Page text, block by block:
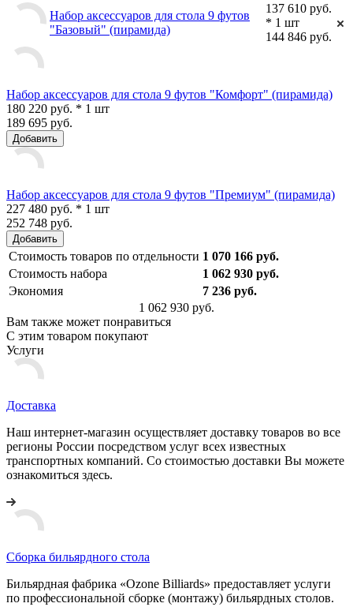
Набор аксессуаров для стола 9 футов
"Базовый" (пирамида)
137 610 руб.
* 1 шт
144 846 руб.
Набор аксессуаров для стола 9 футов "Комфорт" (пирамида)
180 220 руб. * 1 шт
189 695 руб.
Добавить
Набор аксессуаров для стола 9 футов "Премиум" (пирамида)
227 480 руб. * 1 шт
252 748 руб.
Добавить
Стоимость товаров по отдельности 1 070 166 руб.
Стоимость набора
1 062 930 руб.
Экономия
7 236 руб.
1 062 930 руб.
Вам также может понравиться
С этим товаром покупают
Услуги
Доставка
Наш интернет-магазин осуществляет доставку товаров во все
регионы России посредством услуг всех известных
транспортных компаний. Со стоимостью доставки Вы можете
ознакомиться здесь.
Сборка бильярдного стола
Бильярдная фабрика «Ozone Billiards» предоставляет услуги
по профессиональной сборке (монтажу) бильярдных столов.